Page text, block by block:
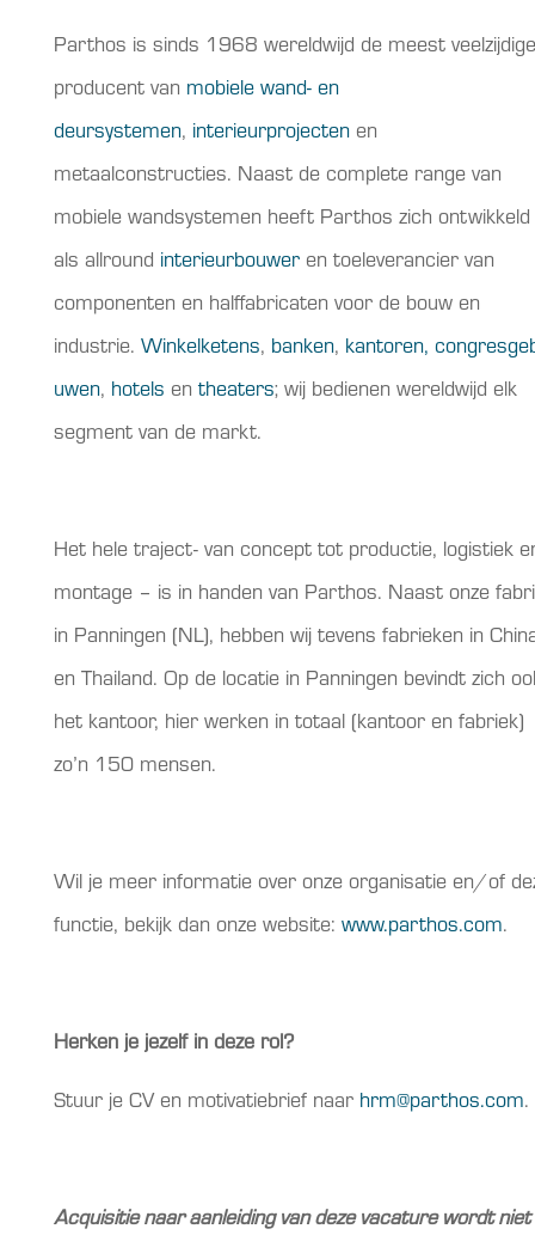
Parthos is sinds 1968 wereldwijd de meest veelzijdige
producent van mobiele wand- en
deursystemen, interieurprojectenen
metaalconstructies. Naast de complete range van
mobiele wandsystemen heeft Parthos zich ontwikkeld
als allround interieurbouwer en toeleverancier van
componenten en halffabricaten voor de bouw en
industrie. Winkelketens, banken, kantoren,
uwen, hotels en theaters; wij bedienen wereldwijd elk
segment van de markt.
Het hele traject- van concept tot productie, logistiek
montage – is in handen van Parthos. Naast onze
in Panningen (NL), hebben wij tevens fabrieken in
en Thailand. Op de locatie in Panningen bevindt zich
het kantoor, hier werken in totaal (kantoor en fabriek)
zo’n 150 mensen.
Wil je meer informatie over onze organisatie en/of
functie, bekijk dan onze website: www.parthos.com.
Herken je jezelf in deze rol?
Stuur je CV en motivatiebrief naar hrm@parthos.com.
Acquisitie naar aanleiding van deze vacature wordt niet